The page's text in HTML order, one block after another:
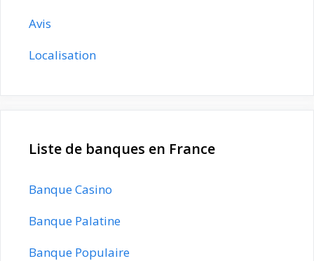
Avis
Localisation
Liste de banques en France
Banque Casino
Banque Palatine
Banque Populaire